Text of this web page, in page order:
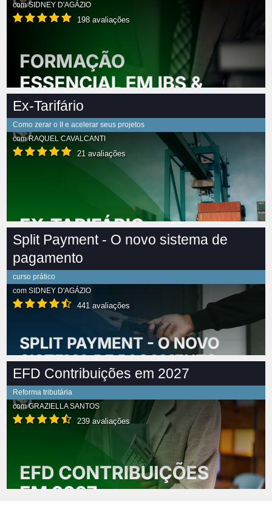
comSIDNEY D'AGÁZIO
198 avaliações
Ex-Tarifário
Como zerar o II e acelerar seus projetos
comRAQUEL CAVALCANTI
21 avaliações
Split Payment - O novo sistema de
pagamento
curso prático
com SIDNEY D'AGÁZIO
441 avaliações
EFD Contribuições em 2027
Reforma tributária
comGRAZIELLA SANTOS
239 avaliações